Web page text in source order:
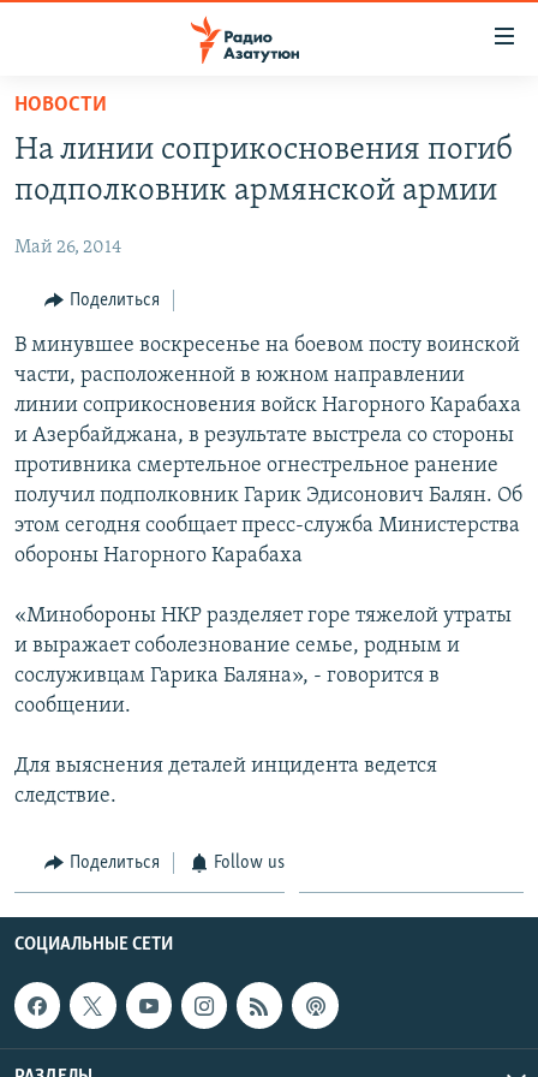
Перейти
основному
содержанию
навигации
Перейти
поиску
ОБЩЕСТВО
ЭКОНОМИКА
РЕГИОН
НАГОРНЫЙ КАРАБАХ
КУЛЬТУРА
СПОРТ
АРХИВ
English
Русский
НОВОСТИ
На линии соприкосновения погиб
подполковник армянской армии
Май 26, 2014
Поделиться
В минувшее воскресенье на боевом посту воинской
части, расположенной в южном направлении
линии соприкосновения войск Нагорного Карабаха
и Азербайджана, в результате выстрела со стороны
противника смертельное огнестрельное ранение
получил подполковник Гарик Эдисонович Балян. Об
этом сегодня сообщает пресс-служба Министерства
обороны Нагорного Карабаха
«Минобороны НКР разделяет горе тяжелой утраты
и выражает соболезнование семье, родным и
сослуживцам Гарика Баляна», - говорится в
сообщении.
Для выяснения деталей инцидента ведется
следствие.
Поделиться Follow us
СОЦИАЛЬНЫЕ СЕТИ